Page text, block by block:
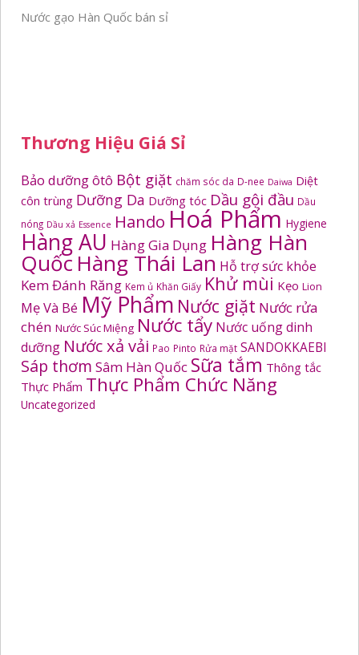
Nước gạo Hàn Quốc bán sỉ
Thương Hiệu Giá Sỉ
Bảo dưỡng ôtô Bột giặt chăm sóc da D-nee Daiwa Diệt
côn trùng Dưỡng Da Dưỡng tóc Dầu gội đầu Dầu
nóng Dầu xả Essence Hando Hoá Phẩm Hygiene
Hàng AU Hàng Gia Dụng Hàng Hàn
Quốc Hàng Thái Lan Hỗ trợ sức khỏe
Kem Đánh Răng Kem ủ Khăn Giấy Khử mùi Kẹo Lion
Mẹ Và Bé Mỹ Phẩm Nước giặt Nước rửa
chén Nước Súc Miệng Nước tẩy Nước uống dinh
dưỡng Nước xả vải Pao Pinto Rửa mặt SANDOKKAEBI
Sáp thơm Sâm Hàn Quốc Sữa tắm Thông tắc
Thực Phẩm Thực Phẩm Chức Năng
Uncategorized